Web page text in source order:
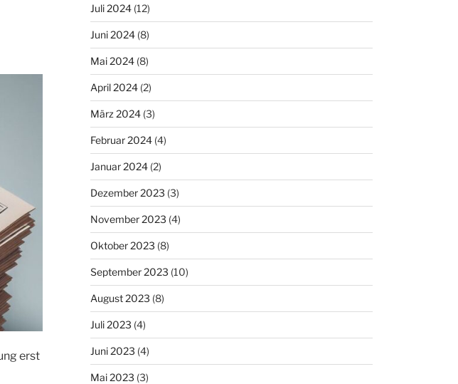
erst
Juli 2024(12)
Juni 2024(8)
Mai 2024(8)
April 2024(2)
März 2024(3)
Februar 2024(4)
Januar 2024(2)
Dezember 2023 (3)
November 2023 (4)
Oktober 2023 (8)
September 2023 (10)
August 2023 (8)
Juli 2023 (4)
Juni 2023 (4)
Mai 2023 (3)